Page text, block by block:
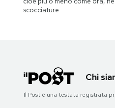
scocciature
Chi
Il Post è una testata registrata